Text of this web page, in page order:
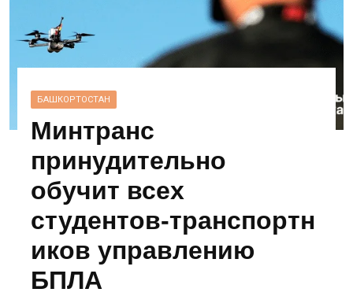
БАШКОРТОСТАН
Минтранс
принудительно
обучит всех
студентов‑транспортн
иков управлению
БПЛА